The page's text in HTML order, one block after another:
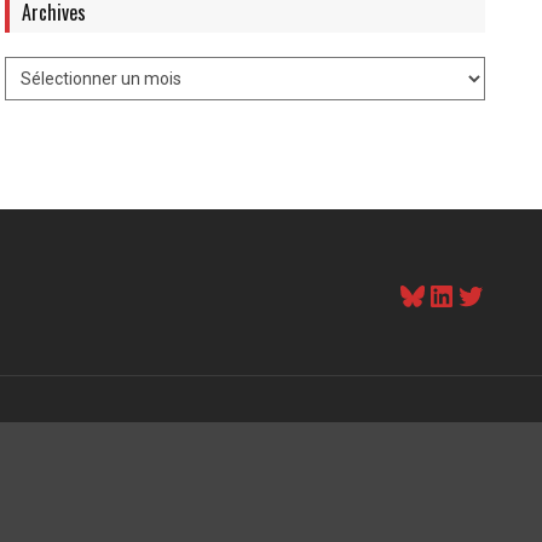
Archives
Bluesky